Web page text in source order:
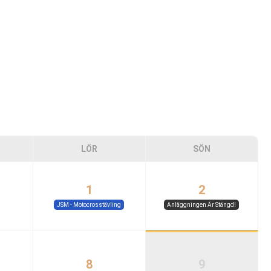
LÖR SÖN
1
JSM - Motocrosstävling
2
Anläggningen Är Stängd!
8 9